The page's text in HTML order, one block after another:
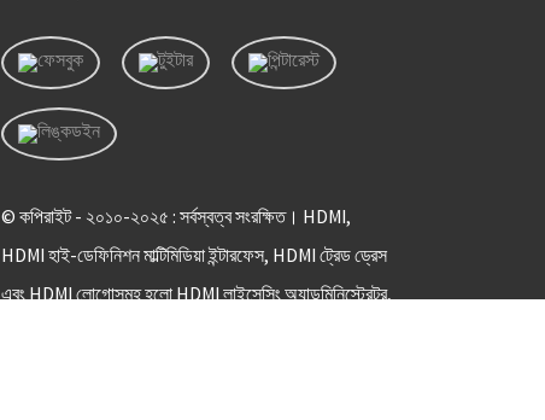
© কপিরাইট - ২০১০-২০২৫ : সর্বস্বত্ব সংরক্ষিত। HDMI,
HDMI হাই-ডেফিনিশন মাল্টিমিডিয়া ইন্টারফেস, HDMI ট্রেড ড্রেস
এবং HDMI লোগোসমূহ হলো HDMI লাইসেন্সিং অ্যাডমিনিস্ট্রেটর,